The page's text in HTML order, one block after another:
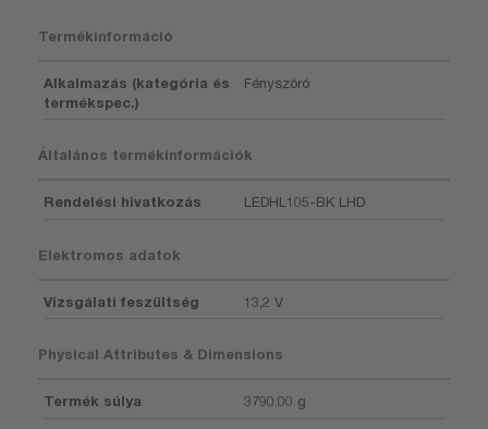
Termékinformáció
Alkalmazás (kategória és
termékspec.)
Fényszóró
Általános termékinformációk
Rendelési hivatkozás LEDHL105-BK LHD
Elektromos adatok
Vizsgálati feszültség 13,2 V
Physical Attributes & Dimensions
Termék súlya 3790.00 g